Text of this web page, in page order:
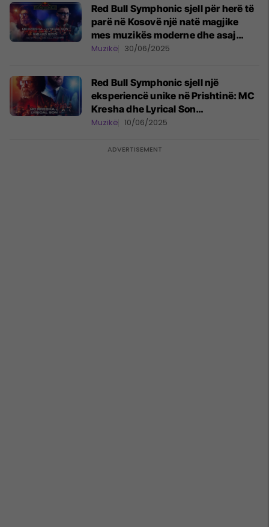
Red Bull Symphonic sjell për herë të
parë në Kosovë një natë magjike
mes muzikës moderne dhe asaj
klasike
Muzikë 30/06/2025
Red Bull Symphonic sjell një
eksperiencë unike në Prishtinë: MC
Kresha dhe Lyrical Son
bashkëpunojnë me orkestër
Muzikë 10/06/2025